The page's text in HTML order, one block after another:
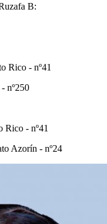
B:
Rico - nº41
nº250
Rico - nº41
Azorín - nº24